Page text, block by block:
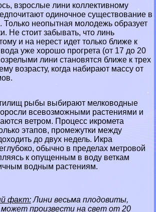
взрослые лини коллективному
одиночное существование в
Только неопытная молодежь образует
Не стоит забывать, что линь
и на нерест идет только ближе к
уже хорошо прогрета (от 17 до 20
лини становятся ближе к трех
возрасту, когда набирают массу от
рыбы выбирают мелководные
всевозможными растениями и
ветром. Процесс икромета
этапов, промежутки между
до двух недель. Икра
обычно в пределах метровой
к опущенным в воду веткам
водным растениям.
факт:Лини весьма плодовиты,
может произвести на свет от 20